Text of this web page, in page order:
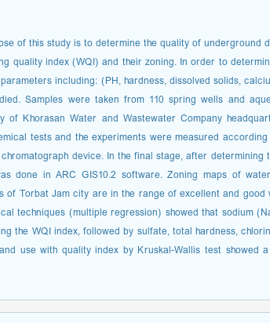
of this study is to determine the quality of underground
quality index (WQI) and their zoning. In order to
including: (PH, hardness, dissolved solids,
Samples were taken from 110 spring wells and
of Khorasan Water and Wastewater Company
tests and the experiments were measured
device. In the final stage, after
done in ARC GIS10.2 software. Zoning maps of
of Torbat Jam city are in the range of excellent and
techniques (multiple regression) showed that sodium
the WQI index, followed by sulfate, total hardness,
use with quality index by Kruskal-Wallis test showed